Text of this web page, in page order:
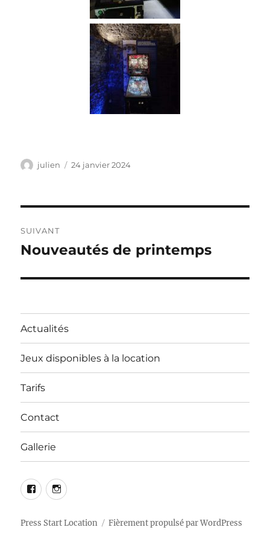
julien 24 janvier 2024
SUIVANT
Nouveautés de printemps
Actualités
Jeux disponibles à la location
Tarifs
Contact
Gallerie
Press Start Location Fièrement propulsé par WordPress